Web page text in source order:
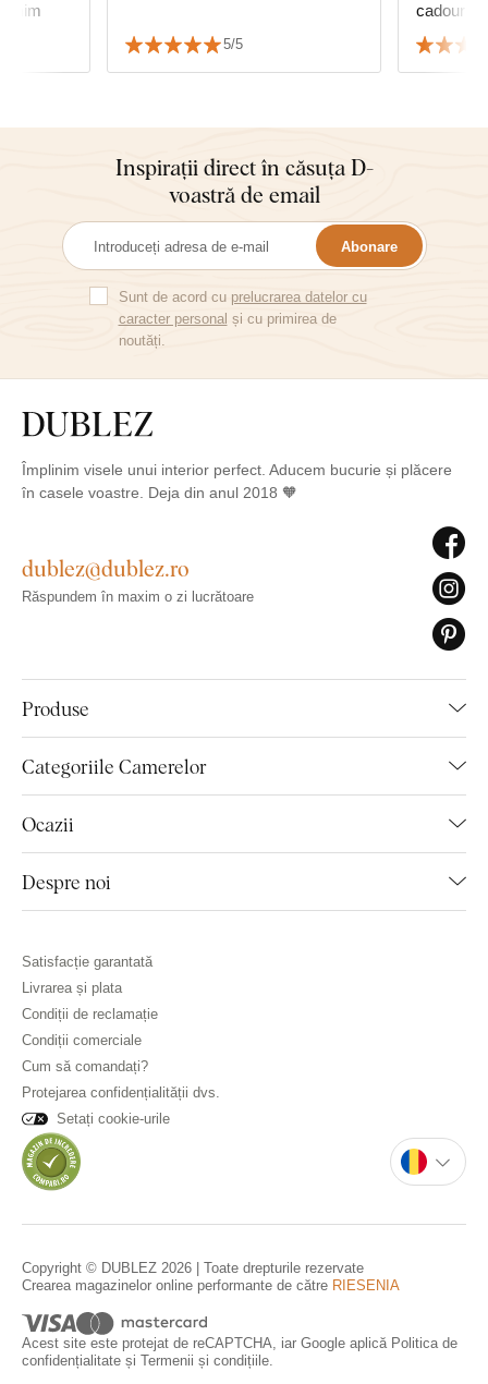
mulțumim
5/5
Inspirații direct în căsuța D-
voastră de email
Abonare
Sunt de acord cu prelucrarea datelor cu
caracter personal și cu primirea de
noutăți.
Împlinim visele unui interior perfect. Aducem bucurie și plăcere
în casele voastre. Deja din anul 2018 🧡
Produse
Categoriile Camerelor
Ocazii
Despre noi
dublez@dublez.ro
Răspundem în maxim o zi lucrătoare
Satisfacție garantată
Livrarea și plata
Condiții de reclamație
Condiții comerciale
Cum să comandați?
Protejarea confidențialității dvs.
Setați cookie-urile
Copyright © DUBLEZ 2026 | Toate drepturile rezervate
Crearea magazinelor online performante de către RIESENIA
Acest site este protejat de reCAPTCHA, iar Google aplică Politica de
confidențialitate și Termenii și condițiile.